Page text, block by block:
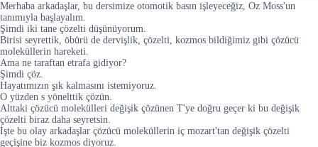
Merhaba arkadaşlar, bu dersimize otomotik basın işleyeceğiz, Oz Moss'un
tanımıyla başlayalım.
Şimdi iki tane çözelti düşünüyorum.
Birisi seyrettik, öbürü de dervişlik, çözelti, kozmos bildiğimiz gibi çözücü
moleküllerin hareketi.
Ama ne taraftan etrafa gidiyor?
Şimdi çöz.
Hayatımızın şık kalmasını istemiyoruz.
O yüzden s yönelttik çözün.
Alttaki çözücü molekülleri değişik çözünen T'ye doğru geçer ki bu değişik
çözelti biraz daha seyretsin.
İşte bu olay arkadaşlar çözücü moleküllerin iç mozart'tan değişik çözelti
geçişine biz kozmos diyoruz.